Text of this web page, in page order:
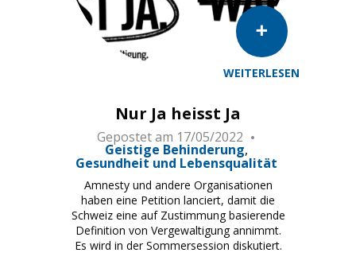
WEITERLESEN
Nur Ja heisst Ja
Gepostet am 17/05/2022
Geistige Behinderung
Gesundheit und Lebensqualität
Amnesty und andere Organisationen
haben eine Petition lanciert, damit die
Schweiz eine auf Zustimmung basierende
Definition von Vergewaltigung annimmt.
Es wird in der Sommersession diskutiert.